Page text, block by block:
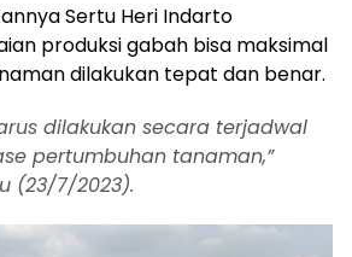
Sertu Heri Indarto
produksi gabah bisa maksimal
dilakukan tepat dan benar.
dilakukan secara terjadwal
pertumbuhan tanaman,”
(23/7/2023).